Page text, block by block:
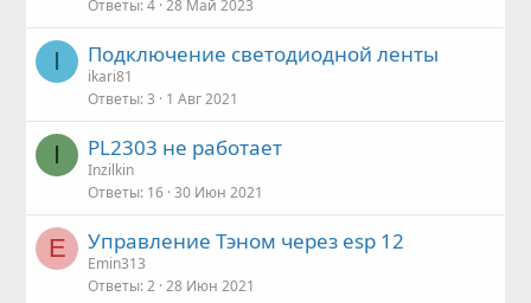
Ответы 4 28 Май 2023
I Подключение светодиодной ленты
ikari81
Ответы 3 1 Авг 2021
I PL2303 не работает
Inzilkin
Ответы 16 30 Июн 2021
E Управление Тэном через esp 12
Emin313
Ответы 2 28 Июн 2021